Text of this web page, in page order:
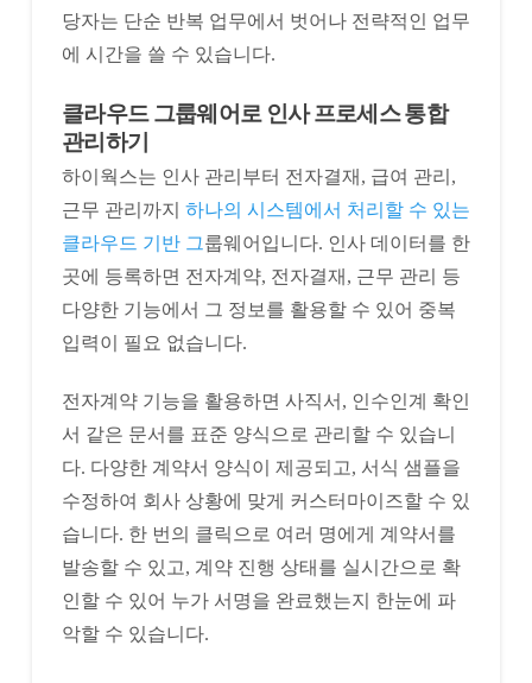
당자는 단순 반복 업무에서 벗어나 전략적인 업무
에 시간을 쓸 수 있습니다.
클라우드 그룹웨어로 인사 프로세스 통합
관리하기
하이웍스는 인사 관리부터 전자결재, 급여 관리,
근무 관리까지 하나의 시스템에서 처리할 수 있는
클라우드 기반 그룹웨어입니다. 인사 데이터를 한
곳에 등록하면 전자계약, 전자결재, 근무 관리 등
다양한 기능에서 그 정보를 활용할 수 있어 중복
입력이 필요 없습니다.
전자계약 기능을 활용하면 사직서, 인수인계 확인
서 같은 문서를 표준 양식으로 관리할 수 있습니
다. 다양한 계약서 양식이 제공되고, 서식 샘플을
수정하여 회사 상황에 맞게 커스터마이즈할 수 있
습니다. 한 번의 클릭으로 여러 명에게 계약서를
발송할 수 있고, 계약 진행 상태를 실시간으로 확
인할 수 있어 누가 서명을 완료했는지 한눈에 파
악할 수 있습니다.